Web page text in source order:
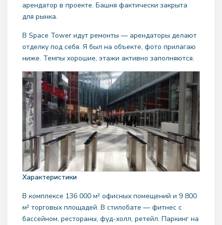
арендатор в проекте. Башня фактически закрыта
для рынка.
В Space Tower идут ремонты — арендаторы делают
отделку под себя. Я был на объекте, фото прилагаю
ниже. Темпы хорошие, этажи активно заполняются.
Характеристики
В комплексе 136 000 м² офисных помещений и 9 800
м² торговых площадей. В стилобате — фитнес с
бассейном, рестораны, фуд-холл, ретейл. Паркинг на